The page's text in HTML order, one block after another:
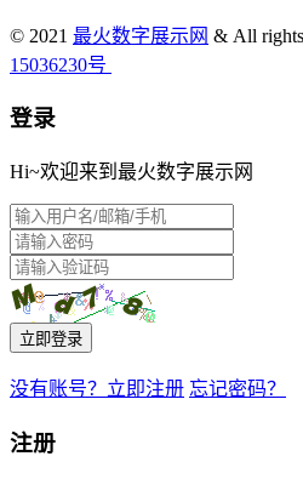
© 2021 最火数字展示网 & All rights
15036230号
登录
Hi~欢迎来到最火数字展示网
立即登录
没有账号？立即注册 忘记密码？
注册